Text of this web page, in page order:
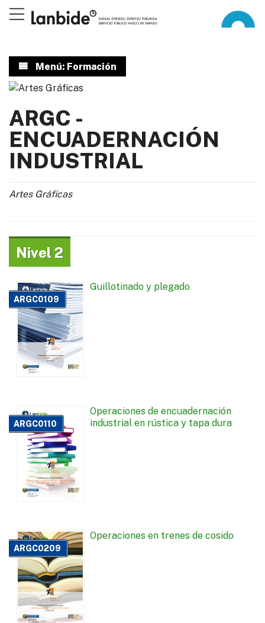
Menú: Formación
ARGC -
ENCUADERNACIÓN
INDUSTRIAL
Artes Gráficas
Nivel 2
ARGC0109
Guillotinado y plegado
ARGC0110
Operaciones de encuadernación
industrial en rústica y tapa dura
ARGC0209
Operaciones en trenes de cosido